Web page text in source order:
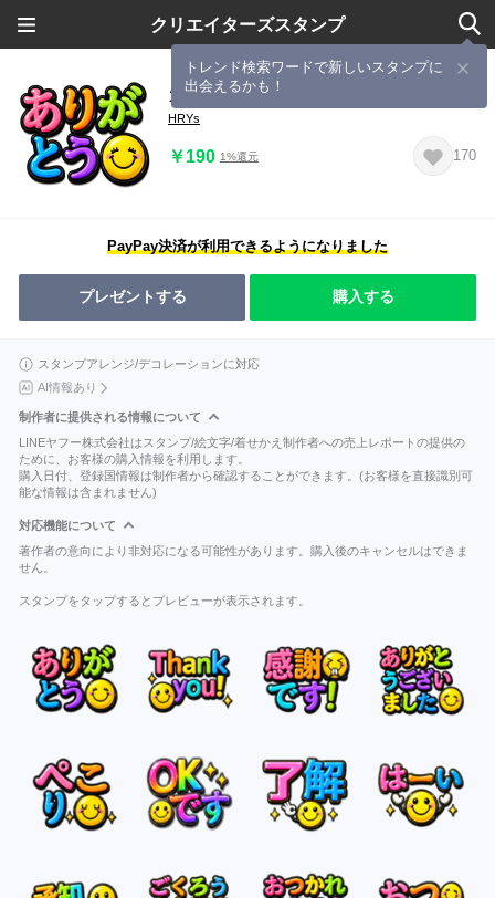
クリエイターズスタンプ
トレンド検索ワードで新しいスタンプに
出会えるかも！
カラフル❤️でか文字シンプル
HRYs
￥190 1%還元 170
PayPay決済が利用できるようになりました
プレゼントする 購入する
スタンプアレンジ/デコレーションに対応
AI情報あり
制作者に提供される情報について
LINEヤフー株式会社はスタンプ/絵文字/着せかえ制作者への売上レポートの提供の
ために、お客様の購入情報を利用します。
購入日付、登録国情報は制作者から確認することができます。(お客様を直接識別可
能な情報は含まれません)
対応機能について
著作者の意向により非対応になる可能性があります。購入後のキャンセルはできま
せん。
スタンプをタップするとプレビューが表示されます。